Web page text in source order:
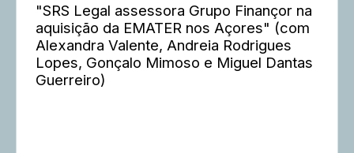
"SRS Legal assessora Grupo Finançor na
aquisição da EMATER nos Açores" (com
Alexandra Valente, Andreia Rodrigues
Lopes, Gonçalo Mimoso e Miguel Dantas
Guerreiro)